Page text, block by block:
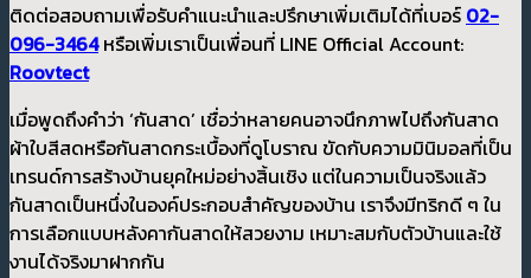
ติดต่อสอบถามเพื่อรับคำแนะนำและปรึกษาเพิ่มเติมได้ที่เบอร์ 02-
096-3464หรือเพิ่มเราเป็นเพื่อนที่ LINE Official Account:
Roovtect
เมื่อพูดถึงคำว่า ‘กันสาด’ เชื่อว่าหลายคนอาจนึกภาพไปถึงกันสาด
ผ้าใบสีสดหรือกันสาดกระเบื้องที่ดูโบราณ ขัดกับความมินิมอลที่เป็น
เทรนด์การสร้างบ้านยุคใหม่อย่างสิ้นเชิง แต่ในความเป็นจริงแล้ว
กันสาดเป็นหนึ่งในองค์ประกอบสำคัญของบ้าน เราจึงมีทริกดี ๆ ใน
การเลือกแบบหลังคากันสาดให้สวยงาม เหมาะสมกับตัวบ้านและใช้
งานได้จริงมาฝากกัน